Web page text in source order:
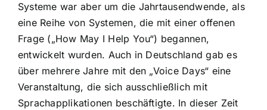
Systeme war aber um die Jahrtausendwende, als
eine Reihe von Systemen, die mit einer offenen
Frage („How May I Help You“) begannen,
entwickelt wurden. Auch in Deutschland gab es
über mehrere Jahre mit den „Voice Days“ eine
Veranstaltung, die sich ausschließlich mit
Sprachapplikationen beschäftigte. In dieser Zeit